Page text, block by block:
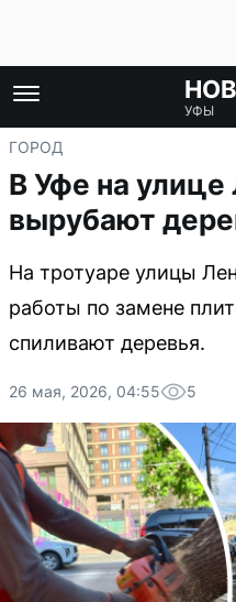
УФЫ
ГОРОД
В Уфе на улице
вырубают
На тротуаре улицы
работы по замене
спиливают деревья.
26 мая, 2026, 04:55 5